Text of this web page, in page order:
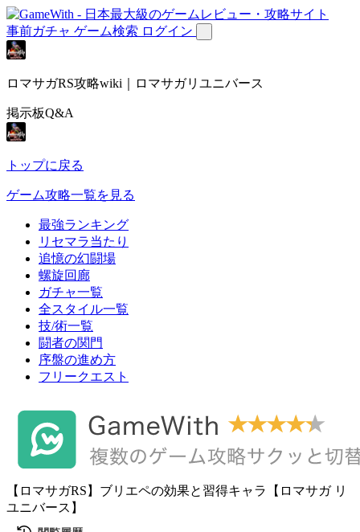
事前ガチャ ゲーム検索 ログイン
ロマサガRS攻略wiki｜ロマサガリユニバース
掲示板Q&A
トップに戻る
ゲーム攻略一覧を見る
最強ランキング
リセマラ当たり
追憶の幻闘場
螺旋回廊
ガチャ一覧
全スタイル一覧
技/術一覧
闘者の関門
序盤の進め方
フリークエスト
【ロマサガRS】ブリエペの効果と習得キャラ【ロマサガ リ
ユニバース】